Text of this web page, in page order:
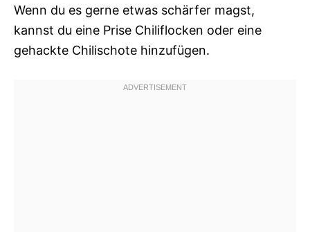
Wenn du es gerne etwas schärfer magst,
kannst du eine Prise Chiliflocken oder eine
gehackte Chilischote hinzufügen.